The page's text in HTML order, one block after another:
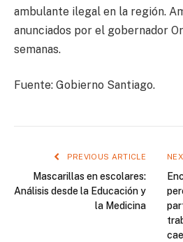
ambulante ilegal en la región.
anunciados por el gobernador
semanas.
Fuente: Gobierno Santiago.
PREVIOUS ARTICLE
Mascarillas en escolares:
Análisis desde la Educación y
la Medicina